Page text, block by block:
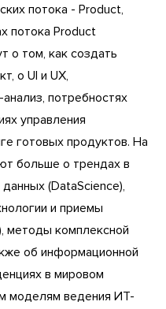
потока - Product,
потока Product
о том, как создать
о UI и UX,
потребностях
управления
готовых продуктов. На
больше о трендах в
(DataScience),
и приемы
методы комплексной
об информационной
в мировом
моделям ведения ИТ-